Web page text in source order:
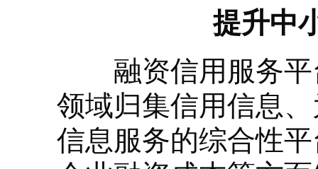
提升中小
融资信用服务平
领域归集信用信息
信息服务的综合性